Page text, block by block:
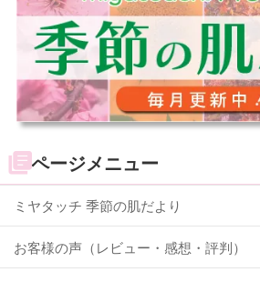
ページメニュー
ミヤタッチ 季節の肌だより
お客様の声（レビュー・感想・評判）